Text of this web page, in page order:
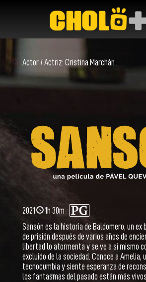
Actor / Actriz: Cristina Marchán
2021
1h 30m
Sansón es la historia de Baldomero, un ex
de prisión después de varios años de
libertad lo atormenta y se ve a sí mismo
excluido de la sociedad. Conoce a Amelia,
tecnocumbia y siente esperanza de
los fantasmas del pasado están más